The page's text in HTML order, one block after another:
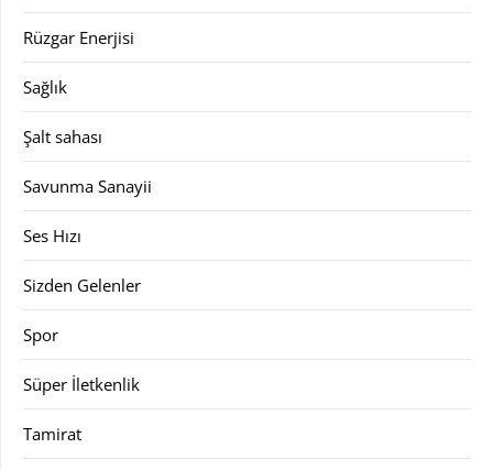
Rüzgar Enerjisi
Sağlık
Şalt sahası
Savunma Sanayii
Ses Hızı
Sizden Gelenler
Spor
Süper İletkenlik
Tamirat